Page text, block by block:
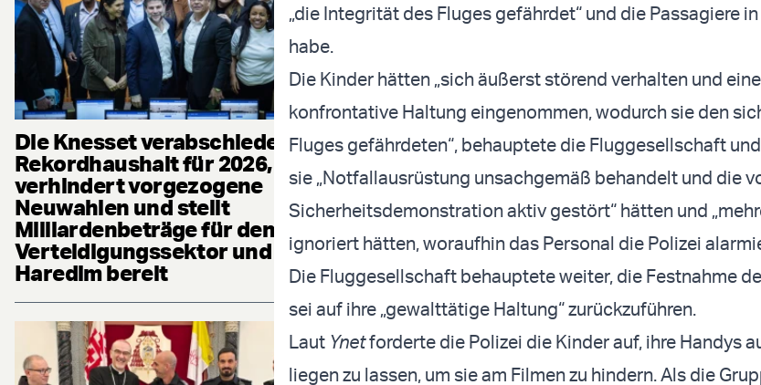
Die Knesset verabschiedet
Rekordhaushalt für 2026,
verhindert vorgezogene
Neuwahlen und stellt
Milliardenbeträge für den
Verteidigungssektor und die
Haredim bereit
„die Integrität des Fluges gefährdet“ und die Passagiere
habe.
Die Kinder hätten „sich äußerst störend verhalten und
konfrontative Haltung eingenommen, wodurch sie den
Fluges gefährdeten“, behauptete die Fluggesellschaft
sie „Notfallausrüstung unsachgemäß behandelt und die
Sicherheitsdemonstration aktiv gestört“ hätten und
ignoriert hätten, woraufhin das Personal die Polizei
Die Fluggesellschaft behauptete weiter, die Festnahme
sei auf ihre „gewalttätige Haltung“ zurückzuführen.
Laut Ynetforderte die Polizei die Kinder auf, ihre Handys
liegen zu lassen, um sie am Filmen zu hindern. Als die